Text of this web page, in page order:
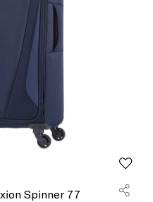
Spinner 77